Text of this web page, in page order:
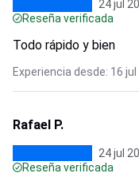
24 jul
Reseña verificada
Todo rápido y bien
Experiencia desde: 16 jul
Rafael P.
24 jul
Reseña verificada